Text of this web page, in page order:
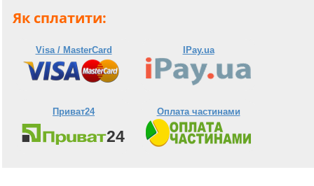
Як сплатити:
Visa / MasterCard IPay.ua
Приват24 Оплата частинами